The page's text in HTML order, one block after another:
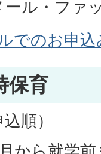
ール・ファ
でのお申
保育
順）